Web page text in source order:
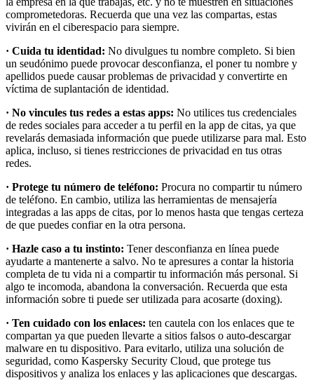
comprometedoras. Recuerda que una vez las compartas, estas
vivirán en el ciberespacio para siempre.
· Cuida tu identidad: No divulgues tu nombre completo. Si bien
un seudónimo puede provocar desconfianza, el poner tu nombre y
apellidos puede causar problemas de privacidad y convertirte en
víctima de suplantación de identidad.
· No vincules tus redes a estas apps: No utilices tus credenciales
de redes sociales para acceder a tu perfil en la app de citas, ya que
revelarás demasiada información que puede utilizarse para mal. Esto
aplica, incluso, si tienes restricciones de privacidad en tus otras
redes.
· Protege tu número de teléfono: Procura no compartir tu número
de teléfono. En cambio, utiliza las herramientas de mensajería
integradas a las apps de citas, por lo menos hasta que tengas certeza
de que puedes confiar en la otra persona.
· Hazle caso a tu instinto: Tener desconfianza en línea puede
ayudarte a mantenerte a salvo. No te apresures a contar la historia
completa de tu vida ni a compartir tu información más personal. Si
algo te incomoda, abandona la conversación. Recuerda que esta
información sobre ti puede ser utilizada para acosarte (doxing).
· Ten cuidado con los enlaces: ten cautela con los enlaces que te
compartan ya que pueden llevarte a sitios falsos o auto-descargar
malware en tu dispositivo. Para evitarlo, utiliza una solución de
seguridad, como Kaspersky Security Cloud, que protege tus
dispositivos y analiza los enlaces y las aplicaciones que descargas.